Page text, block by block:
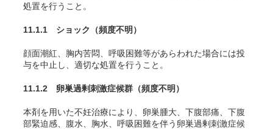
処置を行うこと。
11.1.1 ショック （頻度不明）
顔面潮紅、胸内苦悶、呼吸困難等があらわれた場合には投
与を中止し、適切な処置を行うこと。
11.1.2 卵巣過剰刺激症候群 （頻度不明）
本剤を用いた不妊治療により、卵巣腫大、下腹部痛、下腹
部緊迫感、腹水、胸水、呼吸困難を伴う卵巣過剰刺激症候